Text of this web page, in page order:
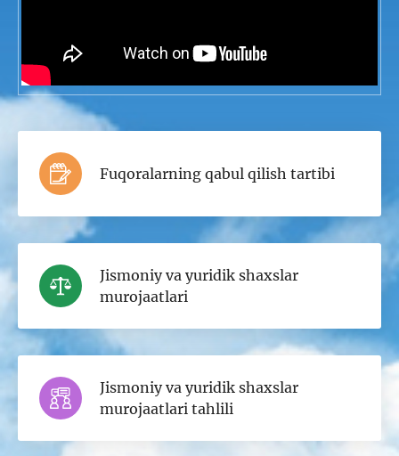
Fuqoralarning qabul qilish tartibi
Jismoniy va yuridik shaxslar
murojaatlari
Jismoniy va yuridik shaxslar
murojaatlari tahlili